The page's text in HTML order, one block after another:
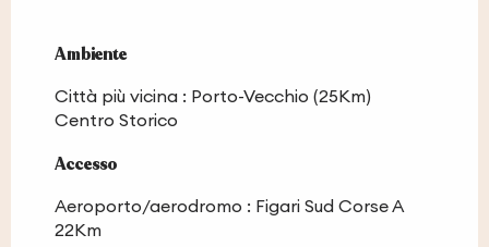
Ambiente
Ambiente
Città più vicina : Porto-Vecchio (25Km)
Centro Storico
Accesso
Accesso
Aeroporto/aerodromo : Figari Sud Corse A
22Km